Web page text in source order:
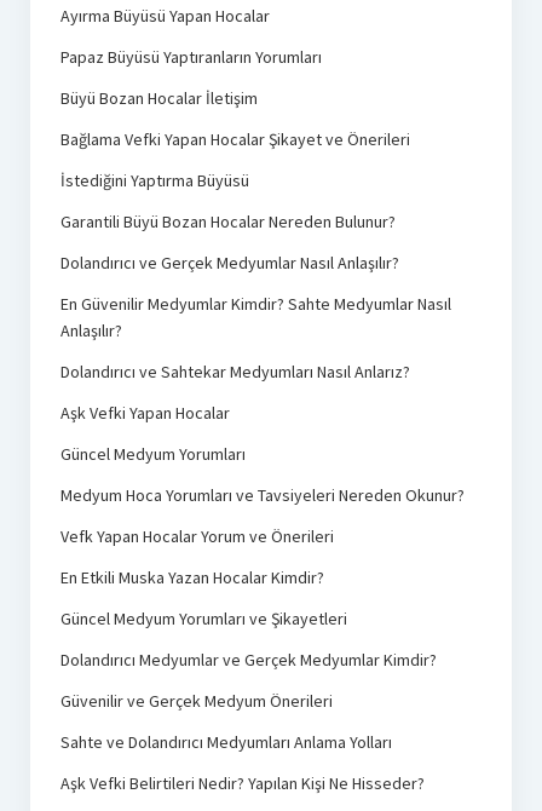
Ayırma Büyüsü Yapan Hocalar
Papaz Büyüsü Yaptıranların Yorumları
Büyü Bozan Hocalar İletişim
Bağlama Vefki Yapan Hocalar Şikayet ve Önerileri
İstediğini Yaptırma Büyüsü
Garantili Büyü Bozan Hocalar Nereden Bulunur?
Dolandırıcı ve Gerçek Medyumlar Nasıl Anlaşılır?
En Güvenilir Medyumlar Kimdir? Sahte Medyumlar Nasıl
Anlaşılır?
Dolandırıcı ve Sahtekar Medyumları Nasıl Anlarız?
Aşk Vefki Yapan Hocalar
Güncel Medyum Yorumları
Medyum Hoca Yorumları ve Tavsiyeleri Nereden Okunur?
Vefk Yapan Hocalar Yorum ve Önerileri
En Etkili Muska Yazan Hocalar Kimdir?
Güncel Medyum Yorumları ve Şikayetleri
Dolandırıcı Medyumlar ve Gerçek Medyumlar Kimdir?
Güvenilir ve Gerçek Medyum Önerileri
Sahte ve Dolandırıcı Medyumları Anlama Yolları
Aşk Vefki Belirtileri Nedir? Yapılan Kişi Ne Hisseder?